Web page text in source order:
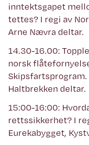
inntektsgapet
tettes? I regi av
Arne Nævra deltar.
14.30-16.00:
norsk
Skipsfartsprogram.
Haltbrekken deltar.
15:00-16:00:
rettssikkerhet? I
Eurekabygget,